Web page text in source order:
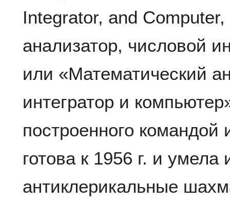
Integrator, and
анализатор, числовой
или «Математический
интегратор и
построенного
готова к 1956 г. и
антиклерикальные